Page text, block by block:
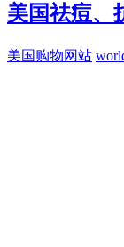
美国祛痘、
美国购物网站